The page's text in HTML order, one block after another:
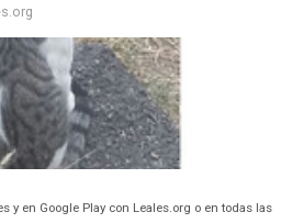
y en Google Play con Leales.org o en todas las